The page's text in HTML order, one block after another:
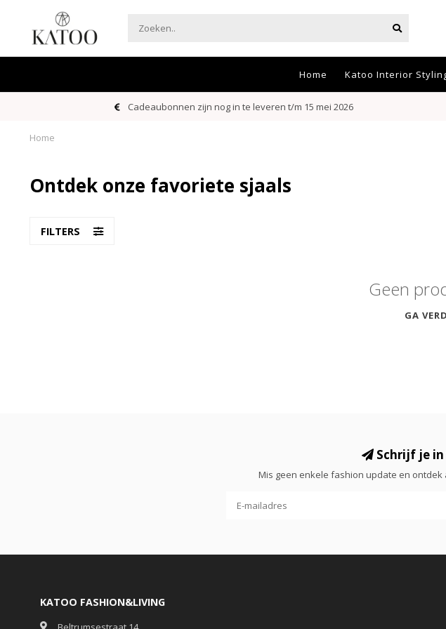
Home Katoo Interior
Cadeaubonnen zijn nog in te leveren t/m 15 mei 2026
Home
Ontdek onze favoriete sjaals
FILTERS
Geen
GA
Schrijf je
Mis geen enkele fashion update en
KATOO FASHION&LIVING